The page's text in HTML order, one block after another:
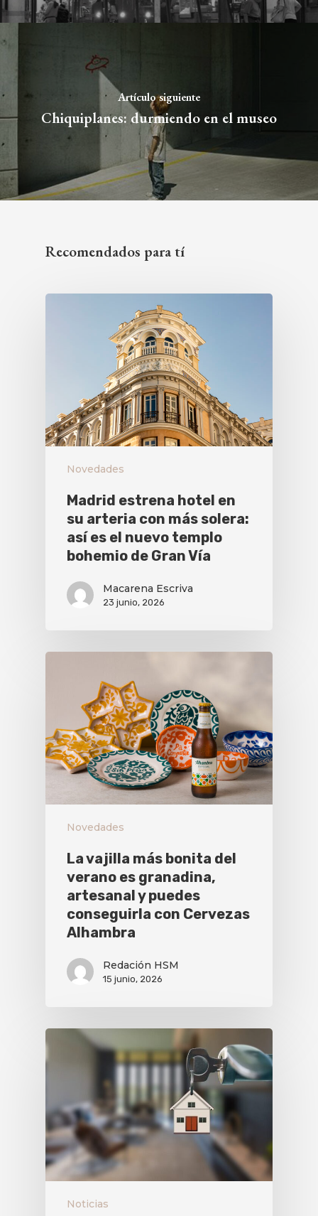
Artículo siguiente
Chiquiplanes: durmiendo en el museo
Recomendados para tí
Novedades
Madrid estrena hotel en
su arteria con más solera:
así es el nuevo templo
bohemio de Gran Vía
Macarena Escriva
23 junio, 2026
Novedades
La vajilla más bonita del
verano es granadina,
artesanal y puedes
conseguirla con Cervezas
Alhambra
Redación HSM
15 junio, 2026
Noticias